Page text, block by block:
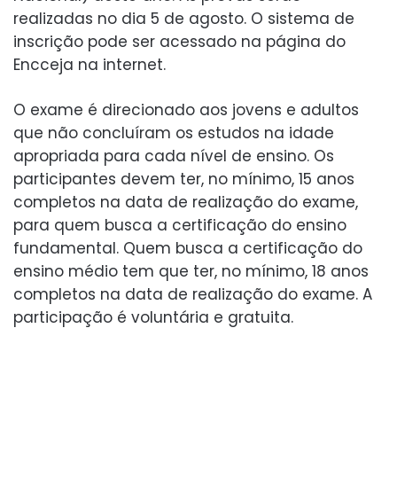
realizadas no dia 5 de agosto. O sistema de
inscrição pode ser acessado na página do
Encceja na internet.
O exame é direcionado aos jovens e adultos
que não concluíram os estudos na idade
apropriada para cada nível de ensino. Os
participantes devem ter, no mínimo, 15 anos
completos na data de realização do exame,
para quem busca a certificação do ensino
fundamental. Quem busca a certificação do
ensino médio tem que ter, no mínimo, 18 anos
completos na data de realização do exame. A
participação é voluntária e gratuita.